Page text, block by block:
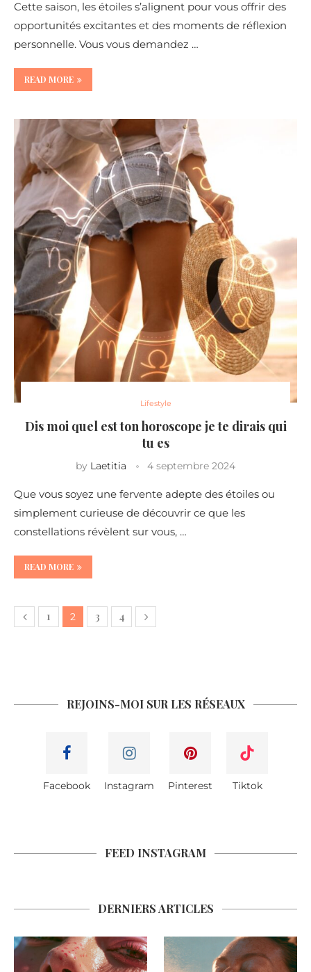
Cette saison, les étoiles s’alignent pour vous offrir des
opportunités excitantes et des moments de réflexion
personnelle. Vous vous demandez …
READ MORE
Lifestyle
Dis moi quel est ton horoscope je te dirais qui
tu es
by Laetitia 4 septembre 2024
Que vous soyez une fervente adepte des étoiles ou
simplement curieuse de découvrir ce que les
constellations révèlent sur vous, …
READ MORE
1 2 3 4
REJOINS-MOI SUR LES RÉSEAUX
Facebook Instagram Pinterest Tiktok
FEED INSTAGRAM
DERNIERS ARTICLES